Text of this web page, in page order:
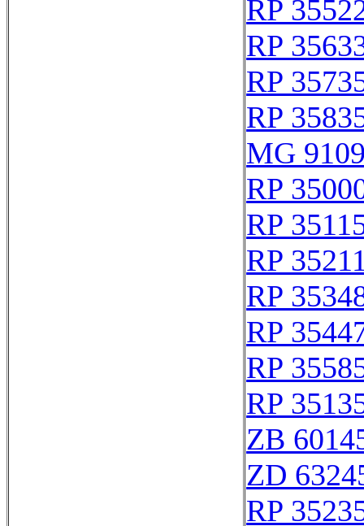
RP
RP
RP
RP
MG
RP
RP
RP
RP
RP
RP
RP
ZB
ZD
RP